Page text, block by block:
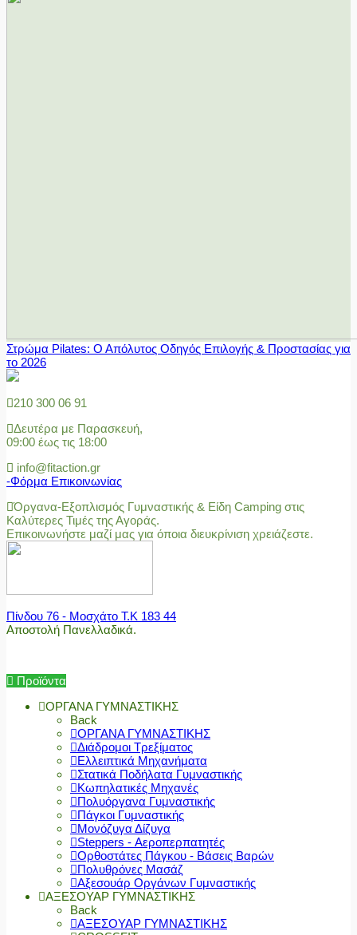
Στρώμα Pilates: Ο Απόλυτος Οδηγός Επιλογής & Προστασίας για
το 2026
210 300 06 91
Δευτέρα με Παρασκευή,
09:00 έως τις 18:00
info@fitaction.gr
-Φόρμα Επικοινωνίας
Όργανα-Εξοπλισμός Γυμναστικής & Είδη Camping στις
Καλύτερες Τιμές της Αγοράς.
Επικοινωνήστε μαζί μας για όποια διευκρίνιση χρειάζεστε.
Πίνδου 76 - Μοσχάτο Τ.Κ 183 44
Αποστολή Πανελλαδικά.
Προϊόντα
ΟΡΓΑΝΑ ΓΥΜΝΑΣΤΙΚΗΣ
Back
ΟΡΓΑΝΑ ΓΥΜΝΑΣΤΙΚΗΣ
Διάδρομοι Τρεξίματος
Ελλειπτικά Μηχανήματα
Στατικά Ποδήλατα Γυμναστικής
Κωπηλατικές Μηχανές
Πολυόργανα Γυμναστικής
Πάγκοι Γυμναστικής
Μονόζυγα Δίζυγα
Steppers - Αεροπερπατητές
Ορθοστάτες Πάγκου - Βάσεις Βαρών
Πολυθρόνες Μασάζ
Αξεσουάρ Οργάνων Γυμναστικής
ΑΞΕΣΟΥΑΡ ΓΥΜΝΑΣΤΙΚΗΣ
Back
ΑΞΕΣΟΥΑΡ ΓΥΜΝΑΣΤΙΚΗΣ